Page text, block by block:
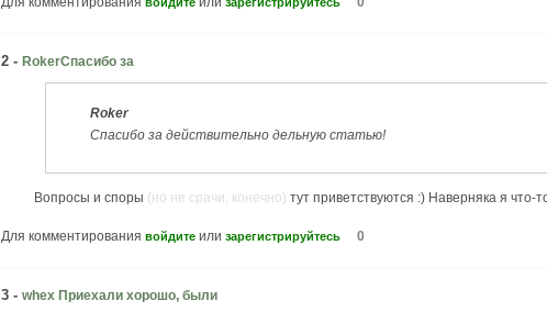
2 - RokerСпасибо за
Roker
Спасибо за действительно дельную статью!
Вопросы и споры (но не срачи, конечно) тут приветствуются :) Наверняка я
Для комментирования войдите или зарегистрируйтесь 0
3 - whex Приехали хорошо, были